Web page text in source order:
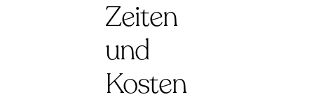
Zeiten
und
Kosten